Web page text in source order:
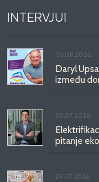
INTERVJUI
06.08.2026.
Daryl
između
30.07.2026.
pitanje
29.07.2026.